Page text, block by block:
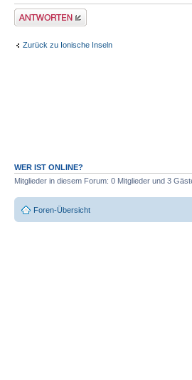
Antwort erstellen
Zurück zu Ionische Inseln
WER IST ONLINE?
Mitglieder in diesem Forum: 0 Mitglieder und 3
Foren-Übersicht